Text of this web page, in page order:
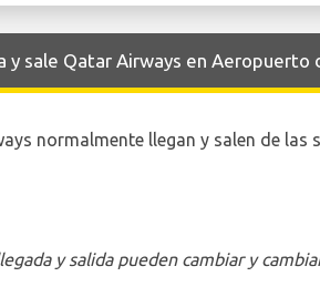
y sale Qatar Airways en Aeropuerto
normalmente llegan y salen de las
y salida pueden cambiar y